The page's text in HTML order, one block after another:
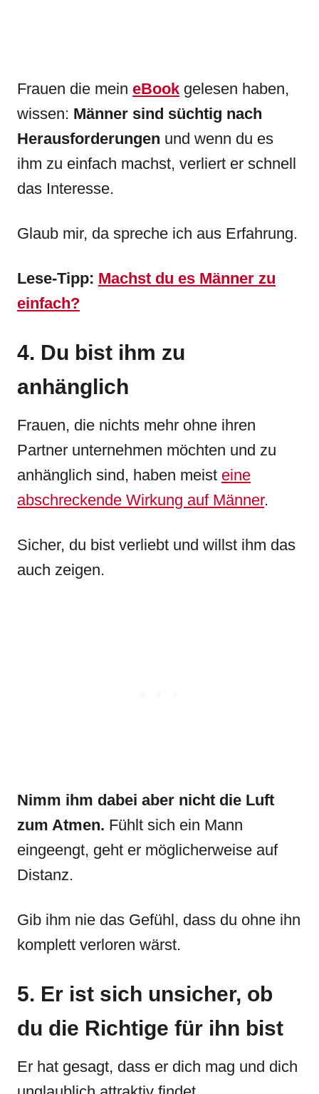
Frauen die mein eBook gelesen haben,
wissen: Männer sind süchtig nach
Herausforderungen und wenn du es
ihm zu einfach machst, verliert er schnell
das Interesse.
Glaub mir, da spreche ich aus Erfahrung.
Lese-Tipp: Machst du es Männer zu
einfach?
4. Du bist ihm zu
anhänglich
Frauen, die nichts mehr ohne ihren
Partner unternehmen möchten und zu
anhänglich sind, haben meist eine
abschreckende Wirkung auf Männer.
Sicher, du bist verliebt und willst ihm das
auch zeigen.
Nimm ihm dabei aber nicht die Luft
zum Atmen. Fühlt sich ein Mann
eingeengt, geht er möglicherweise auf
Distanz.
Gib ihm nie das Gefühl, dass du ohne ihn
komplett verloren wärst.
5. Er ist sich unsicher, ob
du die Richtige für ihn bist
Er hat gesagt, dass er dich mag und dich